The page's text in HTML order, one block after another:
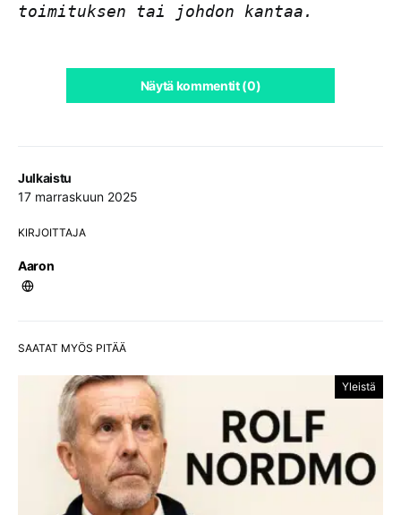
Julkaistu
17 marraskuun 2025
KIRJOITTAJA
Aaron
toimituksen tai johdon kantaa.
Näytä kommentit (0)
SAATAT MYÖS PITÄÄ
Yleistä